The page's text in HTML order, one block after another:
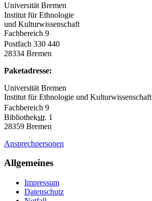
Universität Bremen
Institut für Ethnologie
und Kulturwissenschaft
Fachbereich 9
Postfach 330 440
28334 Bremen
Paketadresse:
Universität Bremen
Institut für Ethnologie und Kulturwissenschaft
Fachbereich 9
Bibliothekstr. 1
28359 Bremen
Ansprechpersonen
Allgemeines
Impressum
Datenschutz